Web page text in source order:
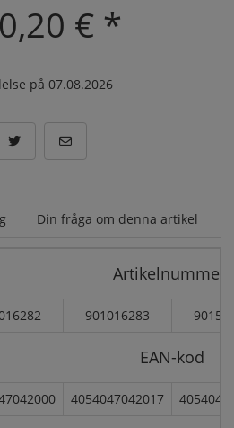
0,20 € *
på 07.08.2026
Din fråga om denna artikel
Artikelnummer:
901016283
EAN-kod
4054047042017